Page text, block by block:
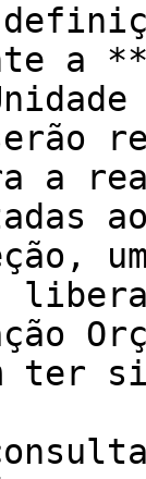
a
a
ter